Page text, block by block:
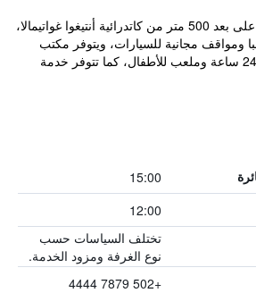
يقع فندق سولي لا أنتيغوا على بعد 500 متر من كاتدرائية أنتيغوا غواتيمالا،
ومواقف مجانية للسيارات، ويتوفر مكتب
استقبال يعمل على مدار 24 ساعة وملعب للأطفال، كما تتوفر خدمة
15:00
12:00
تختلف السياسات حسب
نوع الغرفة ومزود الخدمة.
+502 7879 4444